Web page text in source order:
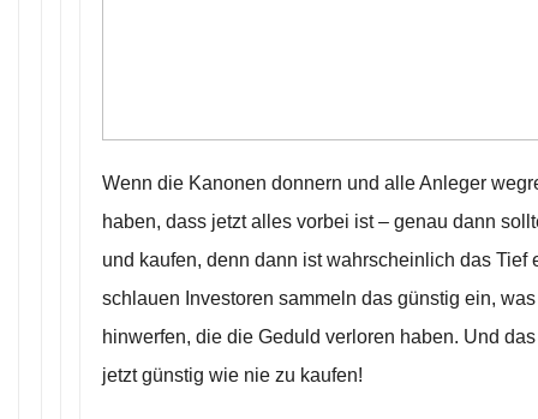
Wenn die Kanonen donnern und alle Anleger
haben, dass jetzt alles vorbei ist – genau dann
und kaufen, denn dann ist wahrscheinlich das Tief
schlauen Investoren sammeln das günstig ein,
hinwerfen, die die Geduld verloren haben. Und
jetzt günstig wie nie zu kaufen!